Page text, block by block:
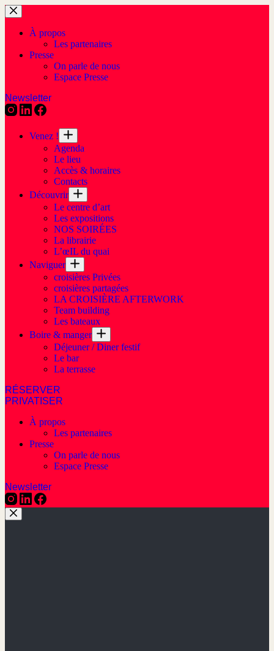
À propos
Les partenaires
Presse
On parle de nous
Espace Presse
Newsletter
Venez !
Agenda
Le lieu
Accès & horaires
Contacts
Découvrir
Le centre d’art
Les expositions
NOS SOIRÉES
La librairie
L’œIL du quai
Naviguer
croisières Privées
croisières partagées
LA CROISIÈRE AFTERWORK
Team building
Les bateaux
Boire & manger
Déjeuner / Diner festif
Le bar
La terrasse
RÉSERVER
PRIVATISER
À propos
Les partenaires
Presse
On parle de nous
Espace Presse
Newsletter